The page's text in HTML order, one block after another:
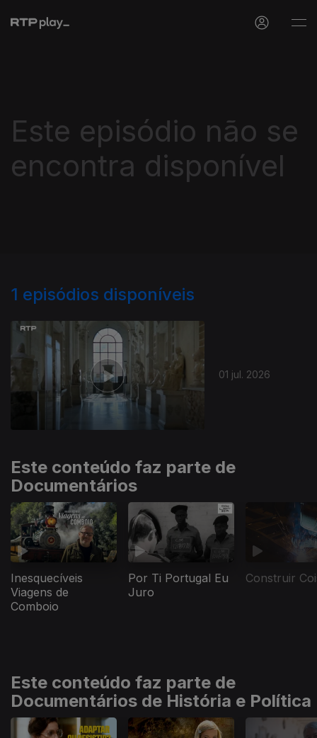
Este episódio não se
encontra disponível
1 episódios disponíveis
01 jul. 2026
939717
Este conteúdo faz parte de
Documentários
Inesquecíveis
Viagens de
Comboio
Por Ti Portugal Eu
Juro
Construir
Este conteúdo faz parte de
Documentários de História e Política